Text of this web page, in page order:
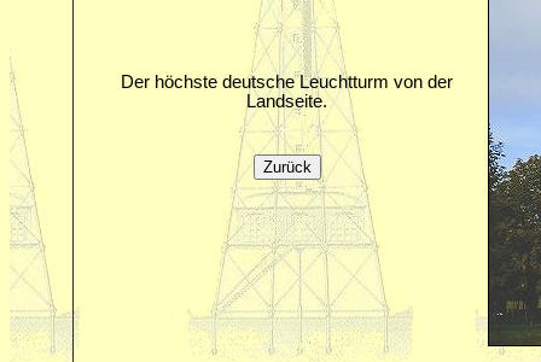
Der höchste deutsche Leuchtturm von der
Landseite.